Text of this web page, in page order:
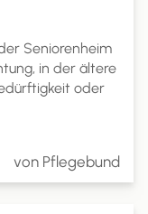
Seniorenheim
in der ältere
oder
Pflege
von Pflegebund